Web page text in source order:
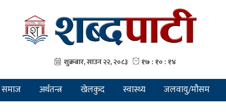
समाज अर्थतन्त्र खेलकुद स्वास्थ्य जलवायु/मौसम